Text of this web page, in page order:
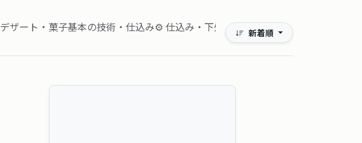
デザート・菓子基本の技術・仕込み⚙ 仕込み・下処理 新着順